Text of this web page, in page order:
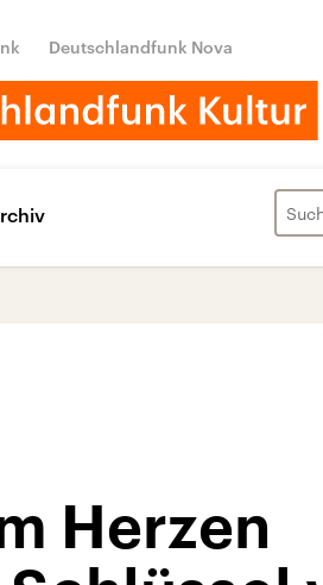
Deutschlandfunk Nova
Herzen